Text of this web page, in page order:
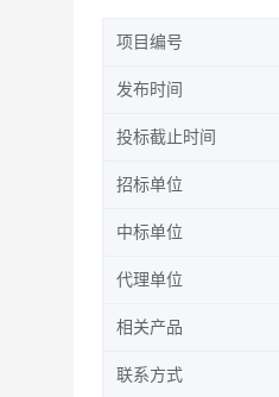
项目编号
发布时间
投标截止时间
招标单位
中标单位
代理单位
相关产品
联系方式